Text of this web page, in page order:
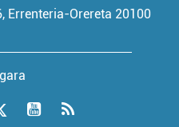
Errenteria-Orereta 20100